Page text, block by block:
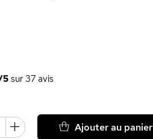
5sur 37avis
Ajouter au panier